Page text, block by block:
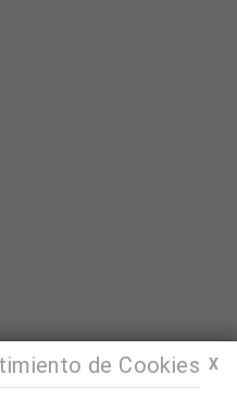
X
de Cookies